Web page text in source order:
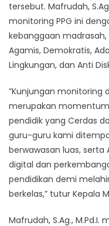
tersebut. Mafrudah,
monitoring PPG ini
kebanggaan madrasah,
Agamis, Demokratis,
Lingkungan, dan Anti
​”Kunjungan monitoring
merupakan
pendidik yang Cerdas
guru-guru kami
berwawasan luas,
digital dan
pendidikan demi
berkelas,” tutur Kepala
Mafrudah, S.Ag.,